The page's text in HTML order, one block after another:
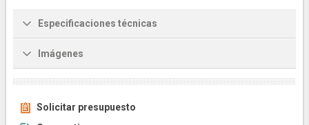
Especificaciones técnicas
Imágenes
Solicitar presupuesto